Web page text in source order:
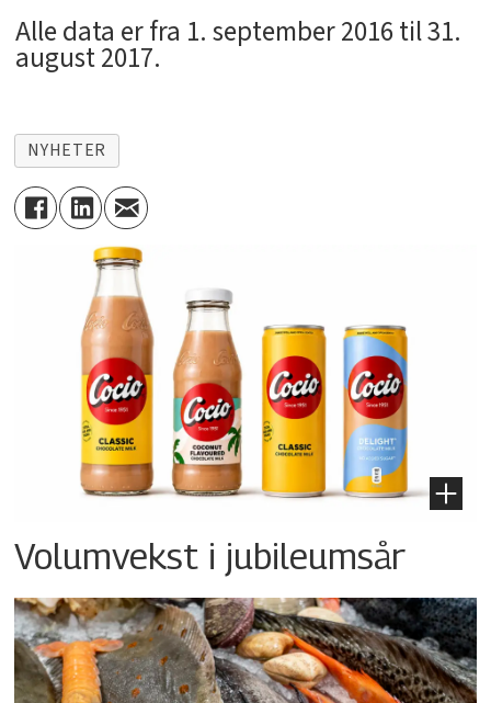
Alle data er fra 1. september 2016 til 31.
august 2017.
NYHETER
Volumvekst i jubileumsår